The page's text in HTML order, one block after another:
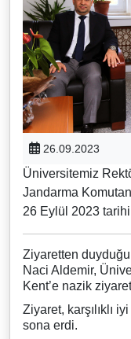
26.09.2023
Üniversitemiz
Jandarma
26 Eylül 2023
Ziyaretten
Naci Aldemir,
Kent’e nazik
Ziyaret, karşılıklı
sona erdi.